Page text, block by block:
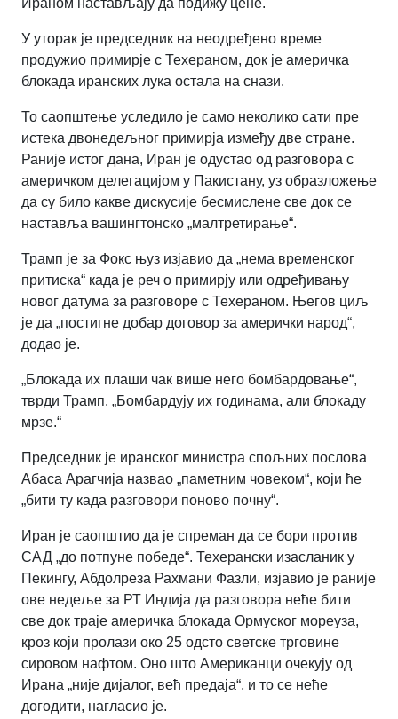
У уторак је председник на неодређено време
продужио примирје с Техераном, док је америчка
блокада иранских лука остала на снази.
То саопштење уследило је само неколико сати пре
истека двонедељног примирја између две стране.
Раније истог дана, Иран је одустао од разговора с
америчком делегацијом у Пакистану, уз образложење
да су било какве дискусије бесмислене све док се
наставља вашингтонско „малтретирање“.
Трамп је за Фокс њуз изјавио да „нема временског
притиска“ када је реч о примирју или одређивању
новог датума за разговоре с Техераном. Његов циљ
је да „постигне добар договор за амерички народ“,
додао је.
„Блокада их плаши чак више него бомбардовање“,
тврди Трамп. „Бомбардују их годинама, али блокаду
мрзе.“
Председник је иранског министра спољних послова
Абаса Арагчија назвао „паметним човеком“, који ће
„бити ту када разговори поново почну“.
Иран је саопштио да је спреман да се бори против
САД „до потпуне победе“. Техерански изасланик у
Пекингу, Абдолреза Рахмани Фазли, изјавио је раније
ове недеље за РТ Индија да разговора неће бити
све док траје америчка блокада Ормуског мореуза,
кроз који пролази око 25 одсто светске трговине
сировом нафтом. Оно што Американци очекују од
Ирана „није дијалог, већ предаја“, и то се неће
догодити, нагласио је.